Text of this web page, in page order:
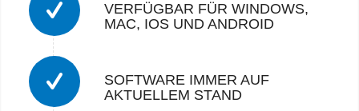
VERFÜGBAR FÜR WINDOWS,
MAC, IOS UND ANDROID
SOFTWARE IMMER AUF
AKTUELLEM STAND